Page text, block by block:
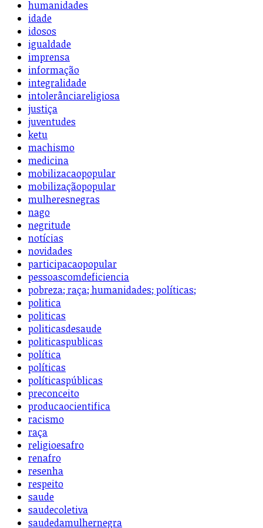
humanidades
idade
idosos
igualdade
imprensa
informação
integralidade
intolerânciareligiosa
justiça
juventudes
ketu
machismo
medicina
mobilizacaopopular
mobilizaçãopopular
mulheresnegras
nago
negritude
notícias
novidades
participacaopopular
pessoascomdeficiencia
pobreza; raça; humanidades; políticas;
politica
politicas
politicasdesaude
politicaspublicas
política
políticas
políticaspúblicas
preconceito
producaocientifica
racismo
raça
religioesafro
renafro
resenha
respeito
saude
saudecoletiva
saudedamulhernegra